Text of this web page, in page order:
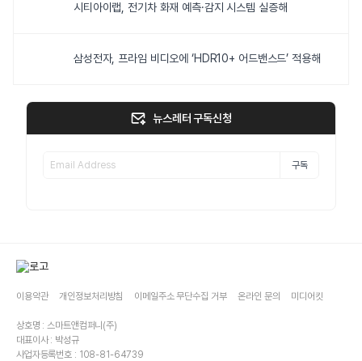
시티아이랩, 전기차 화재 예측·감지 시스템 실증해
삼성전자, 프라임 비디오에 ‘HDR10+ 어드밴스드’ 적용해
뉴스레터 구독신청
구독
이용약관 개인정보처리방침 이메일주소 무단수집 거부 온라인 문의 미디어킷
상호명 : 스마트앤컴퍼니(주)
대표이사 : 박성규
사업자등록번호 : 108-81-64739